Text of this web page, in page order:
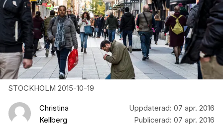
STOCKHOLM 2015-10-19
Christina
Kellberg
Uppdaterad: 07 apr. 2016
Publicerad: 07 apr. 2016